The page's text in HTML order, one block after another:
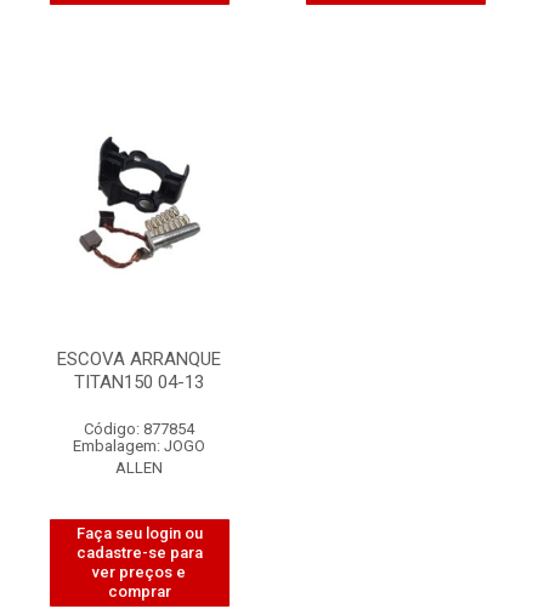
ESCOVA ARRANQUE
TITAN150 04-13
Código: 877854
Embalagem: JOGO
ALLEN
Faça seu login ou
cadastre-se para
ver preços e
comprar